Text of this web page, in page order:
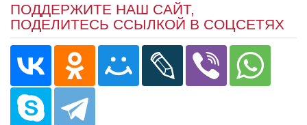
ПОДДЕРЖИТЕ НАШ САЙТ,
ПОДЕЛИТЕСЬ ССЫЛКОЙ В СОЦСЕТЯХ